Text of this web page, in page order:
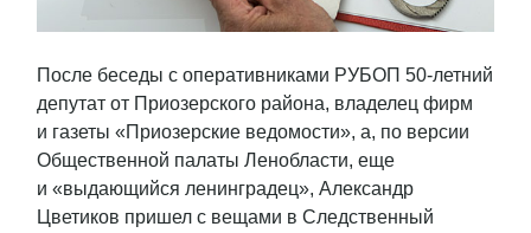
После беседы с оперативниками РУБОП 50-летний
депутат от Приозерского района, владелец фирм
и газеты «Приозерские ведомости», а, по версии
Общественной палаты Ленобласти, еще
и «выдающийся ленинградец», Александр
Цветиков пришел с вещами в Следственный